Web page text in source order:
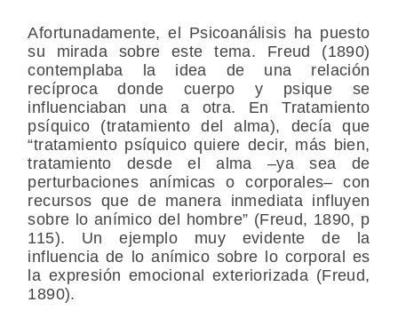
Afortunadamente, el Psicoanálisis ha puesto
su mirada sobre este tema. Freud (1890)
contemplaba la idea de una relación
recíproca donde cuerpo y psique se
influenciaban una a otra. En Tratamiento
psíquico (tratamiento del alma), decía que
“tratamiento psíquico quiere decir, más bien,
tratamiento desde el alma –ya sea de
perturbaciones anímicas o corporales– con
recursos que de manera inmediata influyen
sobre lo anímico del hombre” (Freud, 1890, p
115). Un ejemplo muy evidente de la
influencia de lo anímico sobre lo corporal es
la expresión emocional exteriorizada (Freud,
1890).